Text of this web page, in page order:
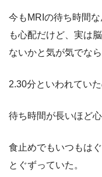
今もMRIの待ち時間
も心配だけど、実は
ないかと気が気でなら
2.30分といわれてい
待ち時間が長いほど
食止めでもいつもは
とぐずっていた。